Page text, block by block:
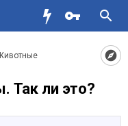
Так ли это?